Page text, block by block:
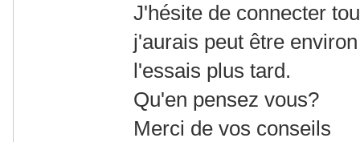
J'hésite de connecter
j'aurais peut être
l'essais plus tard.
Qu'en pensez vous?
Merci de vos conseils